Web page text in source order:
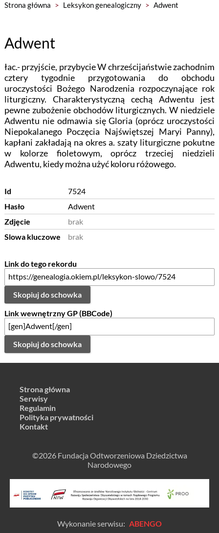
Strona główna > Leksykon genealogiczny > Adwent
Adwent
łac.- przyjście, przybycie W chrześcijaństwie zachodnim
cztery tygodnie przygotowania do obchodu
uroczystości Bożego Narodzenia rozpoczynające rok
liturgiczny. Charakterystyczną cechą Adwentu jest
pewne zubożenie obchodów liturgicznych. W niedziele
Adwentu nie odmawia się Gloria (oprócz uroczystości
Niepokalanego Poczęcia Najświętszej Maryi Panny),
kapłani zakładają na okres a. szaty liturgiczne pokutne
w kolorze fioletowym, oprócz trzeciej niedzieli
Adwentu, kiedy można użyć koloru różowego.
Id
7524
Hasło
Adwent
Zdjęcie
brak
Slowa kluczowe
brak
Link do tego rekordu
Skopiuj do schowka
Link wewnętrzny GP (BBCode)
Skopiuj do schowka
Strona główna
Serwisy
Regulamin
Polityka prywatności
Kontakt
©2026 Fundacja Odtworzeniowa Dziedzictwa
Narodowego
Wykonanie serwisu: ABENGO